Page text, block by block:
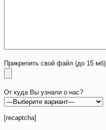
Прикрепить свой файл (до 15 мб)
От куда Вы узнали о нас?
[recaptcha]